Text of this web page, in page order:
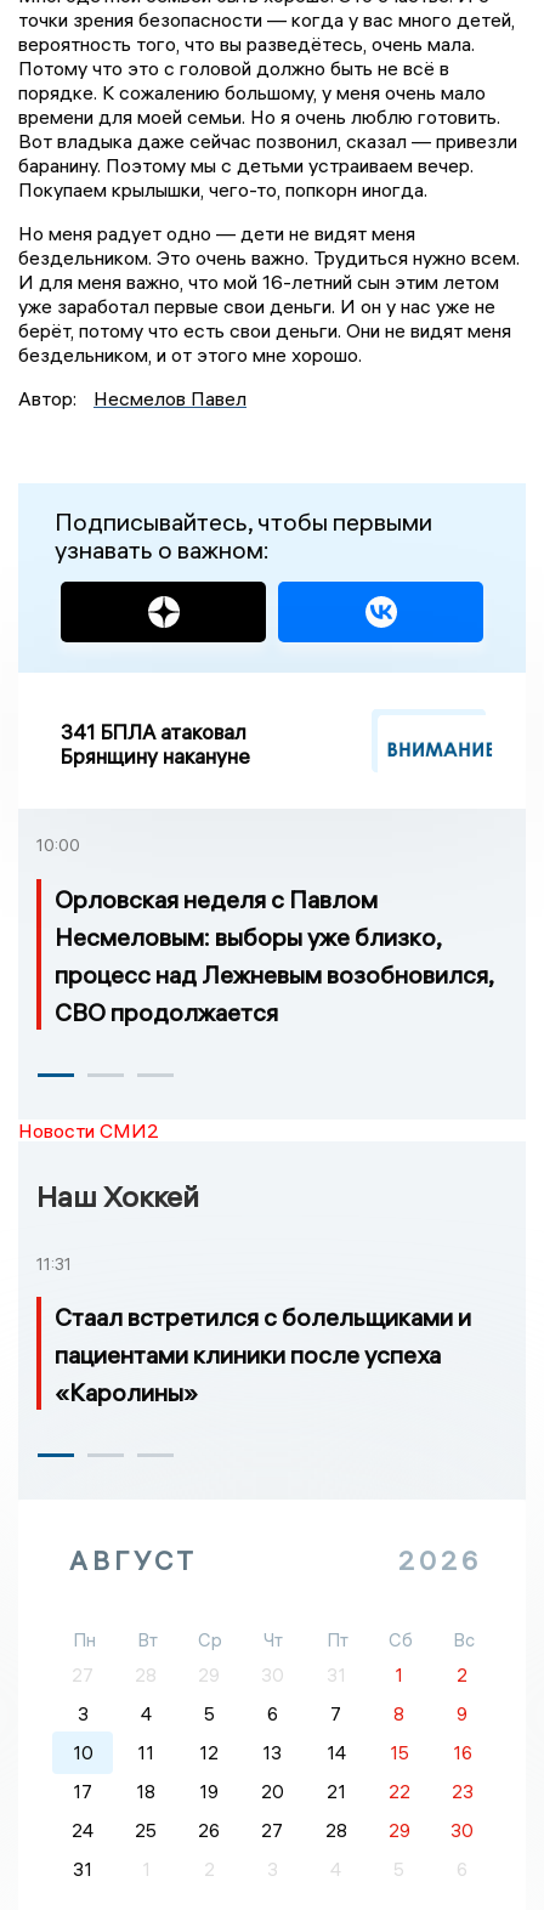
точки зрения безопасности — когда у вас много детей,
вероятность того, что вы разведётесь, очень мала.
Потому что это с головой должно быть не всё в
порядке. К сожалению большому, у меня очень мало
времени для моей семьи. Но я очень люблю готовить.
Вот владыка даже сейчас позвонил, сказал — привезли
баранину. Поэтому мы с детьми устраиваем вечер.
Покупаем крылышки, чего-то, попкорн иногда.
Но меня радует одно — дети не видят меня
бездельником. Это очень важно. Трудиться нужно всем.
И для меня важно, что мой 16-летний сын этим летом
уже заработал первые свои деньги. И он у нас уже не
берёт, потому что есть свои деньги. Они не видят меня
бездельником, и от этого мне хорошо.
Автор:
Несмелов Павел
Подписывайтесь, чтобы первыми
узнавать о важном:
341 БПЛА атаковал
Брянщину накануне
10:00
Орловская неделя с Павлом
Несмеловым: выборы уже близко,
процесс над Лежневым возобновился,
СВО продолжается
Новости СМИ2
Наш Хоккей
11:31
Стаал встретился с болельщиками и
пациентами клиники после успеха
«Каролины»
АВГУСТ 2026
Пн Вт Ср Чт Пт Сб
Вс
27
28 29 30 31 1
2
3
4 5 6 7 8
9
10
11 12 13 14 15
16
17
18 19 20 21 22
23
24
25 26 27 28 29
30
31
1 2 3 4 5 6